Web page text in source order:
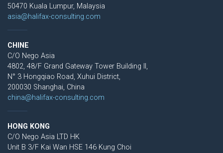
50470 Kuala Lumpur, Malaysia
asia@halifax-consulting.com
CHINE
C/O Nego Asia
4802, 48/F Grand Gateway Tower Building II,
N° 3 Hongqiao Road, Xuhui District,
200030 Shanghai, China
china@halifax-consulting.com
HONG KONG
C/O Nego Asia LTD HK
Unit B 3/F Kai Wan HSE 146 Kung Choi